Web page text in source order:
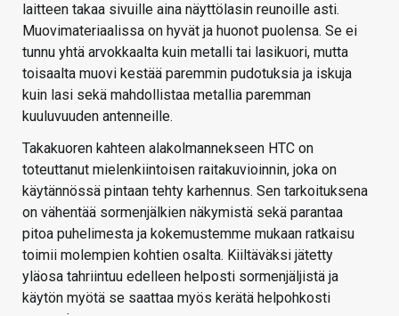
laitteen takaa sivuille aina näyttölasin reunoille asti.
Muovimateriaalissa on hyvät ja huonot puolensa. Se ei
tunnu yhtä arvokkaalta kuin metalli tai lasikuori, mutta
toisaalta muovi kestää paremmin pudotuksia ja iskuja
kuin lasi sekä mahdollistaa metallia paremman
kuuluvuuden antenneille.
Takakuoren kahteen alakolmannekseen HTC on
toteuttanut mielenkiintoisen raitakuvioinnin, joka on
käytännössä pintaan tehty karhennus. Sen tarkoituksena
on vähentää sormenjälkien näkymistä sekä parantaa
pitoa puhelimesta ja kokemustemme mukaan ratkaisu
toimii molempien kohtien osalta. Kiiltäväksi jätetty
yläosa tahriintuu edelleen helposti sormenjäljistä ja
käytön myötä se saattaa myös kerätä helpohkosti